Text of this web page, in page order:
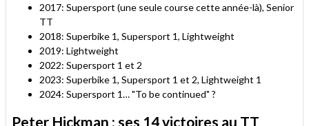
2017: Supersport (une seule course cette année-là), Senior
TT
2018: Superbike 1, Supersport 1, Lightweight
2019: Lightweight
2022: Supersport 1 et 2
2023: Superbike 1, Supersport 1 et 2, Lightweight 1
2024: Supersport 1… "To be continued" ?
Peter Hickman : ses 14 victoires au TT